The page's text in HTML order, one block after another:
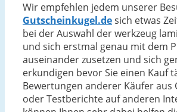
Wir empfehlen jedem unserer
Gutscheinkugel.desich etwas
bei der Auswahl der werkzeug
und sich erstmal genau mit dem
auseinander zusetzen und sich
erkundigen bevor Sie einen Kauf
Bewertungen anderer Käufer aus
oder Testberichte auf anderen